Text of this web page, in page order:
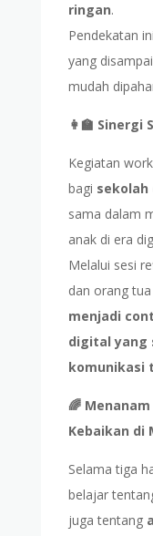
ringan.
Pendekatan
yang
mudah
👩‍🏫 Sinergi
Kegiatan
bagi sekolah
sama dalam
anak di era
Melalui sesi
dan orang
menjadi
digital yang
komunikasi
🌈
Kebaikan di
Selama tiga
belajar
juga tentang